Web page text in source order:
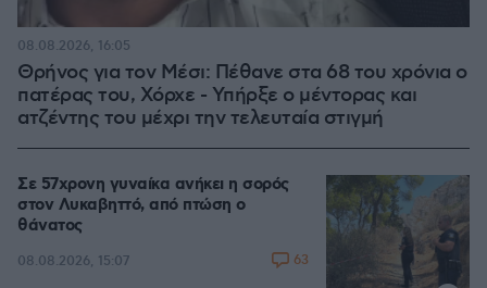
Θρήνος για τον Μέσι: Πέθανε στα 68 του χρόνια ο
πατέρας του, Χόρχε - Υπήρξε ο μέντορας και
ατζέντης του μέχρι την τελευταία στιγμή
08.08.2026, 16:05
Σε 57χρονη γυναίκα ανήκει η σορός
στον Λυκαβηττό, από πτώση ο
θάνατος
08.08.2026, 15:07 63